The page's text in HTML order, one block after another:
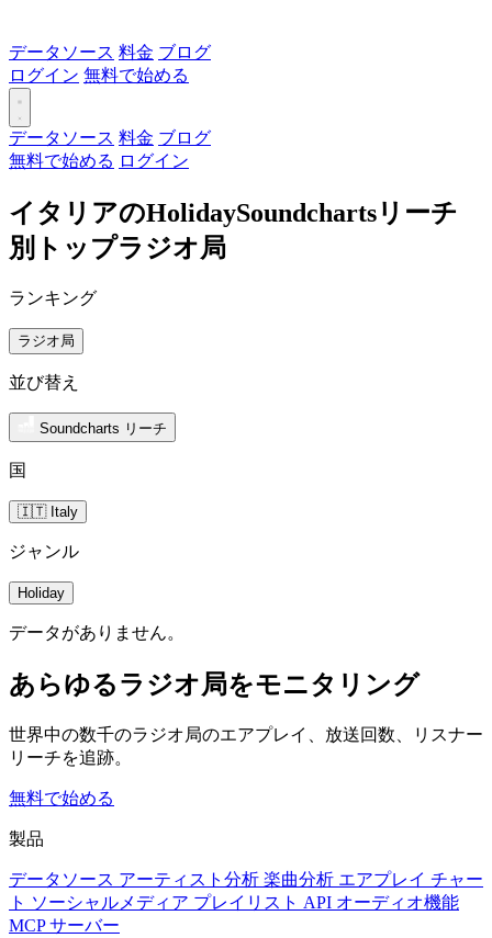
データソース 料金 ブログ
ログイン 無料で始める
データソース 料金 ブログ
無料で始める ログイン
イタリアのHolidaySoundchartsリーチ
別トップラジオ局
ランキング
ラジオ局
並び替え
Soundcharts リーチ
国
🇮🇹 Italy
ジャンル
Holiday
データがありません。
あらゆるラジオ局をモニタリング
世界中の数千のラジオ局のエアプレイ、放送回数、リスナー
リーチを追跡。
無料で始める
製品
データソース アーティスト分析 楽曲分析 エアプレイ チャー
ト ソーシャルメディア プレイリスト API オーディオ機能
MCP サーバー